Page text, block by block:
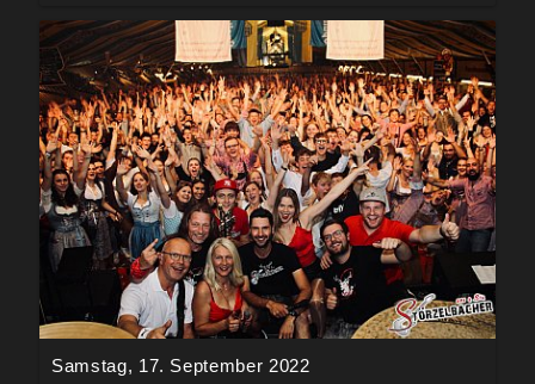
Samstag, 17. September 2022